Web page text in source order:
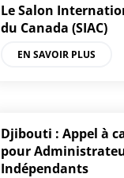
Le Salon
du Canada (SIAC)
EN SAVOIR PLUS
Djibouti : Appel à
pour
Indépendants